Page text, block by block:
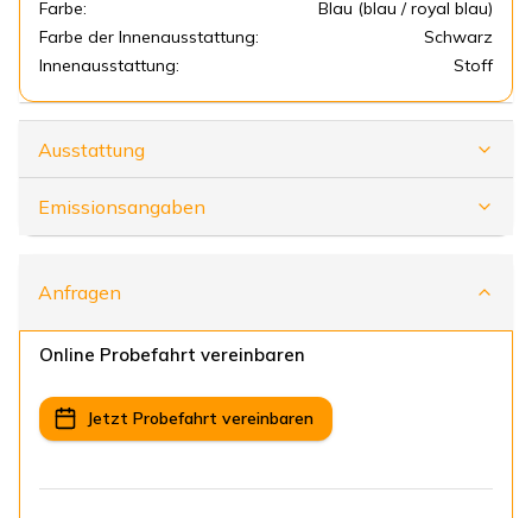
Farbe:
Blau (blau / royal blau)
Farbe der Innenausstattung:
Schwarz
Innenausstattung:
Stoff
Ausstattung
Emissionsangaben
Anfragen
Online Probefahrt vereinbaren
Jetzt Probefahrt vereinbaren